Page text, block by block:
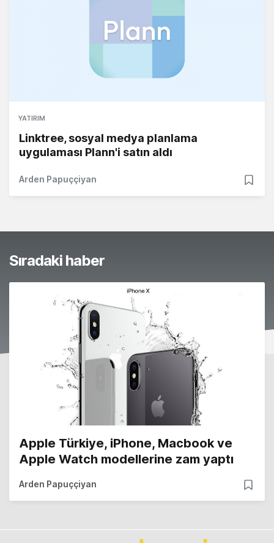
YATIRIM
Linktree, sosyal medya planlama
uygulaması Plann'i satın aldı
Arden Papuççiyan
Sıradaki haber
Apple Türkiye, iPhone, Macbook ve
Apple Watch modellerine zam yaptı
Arden Papuççiyan